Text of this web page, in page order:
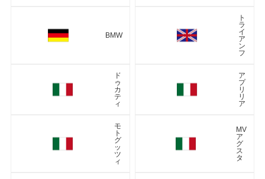
BMW
ト
ラ
イ
ア
ン
フ
ド
ゥ
カ
テ
ィ
ア
プ
リ
リ
ア
モ
ト
グ
ッ
ツ
ィ
MV
ア
グ
ス
タ